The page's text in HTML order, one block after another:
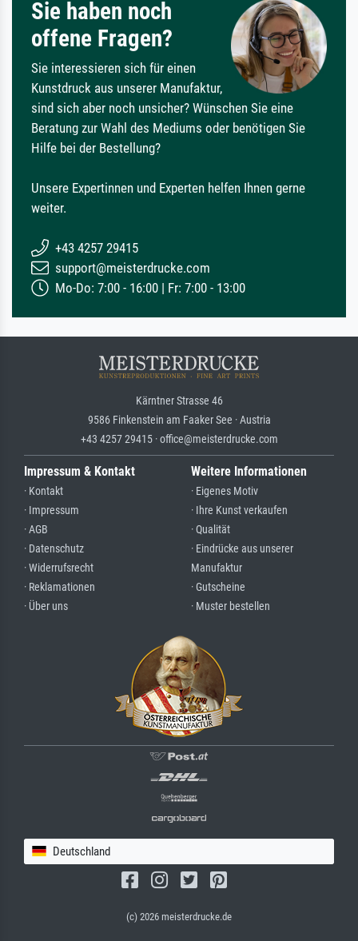
Sie haben noch
offene Fragen?
Sie interessieren sich für einen
Kunstdruck aus unserer Manufaktur,
sind sich aber noch unsicher? Wünschen Sie eine
Beratung zur Wahl des Mediums oder benötigen Sie
Hilfe bei der Bestellung?
Unsere Expertinnen und Experten helfen Ihnen gerne
weiter.
+43 4257 29415
support@meisterdrucke.com
Mo-Do: 7:00 - 16:00 | Fr: 7:00 - 13:00
Kärntner Strasse 46
9586 Finkenstein am Faaker See · Austria
+43 4257 29415 · office@meisterdrucke.com
Impressum & Kontakt
· Kontakt
· Impressum
· AGB
· Datenschutz
· Widerrufsrecht
· Reklamationen
· Über uns
Weitere Informationen
· Eigenes Motiv
· Ihre Kunst verkaufen
· Qualität
· Eindrücke aus unserer
Manufaktur
· Gutscheine
· Muster bestellen
Deutschland
(c) 2026 meisterdrucke.de